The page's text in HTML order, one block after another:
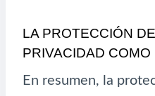
LA PROTECCIÓN
PRIVACIDAD COMO
En resumen, la